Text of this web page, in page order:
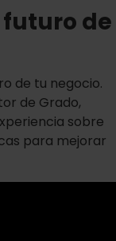
de
de tu negocio.
de Grado,
sobre
para mejorar